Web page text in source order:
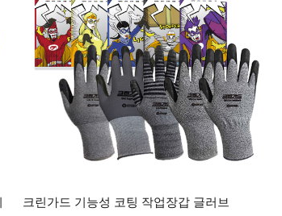
크린가드 기능성 코팅 작업장갑 글러브